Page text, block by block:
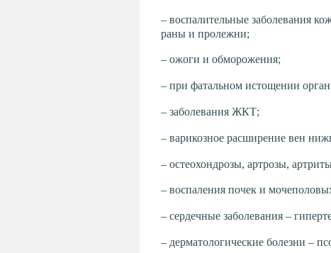
– воспалительные заболевания
раны и пролежни;
– ожоги и обморожения;
– при фатальном истощении
– заболевания ЖКТ;
– варикозное расширение вен
– остеохондрозы, артрозы,
– воспаления почек и
– сердечные заболевания –
– дерматологические болезни –